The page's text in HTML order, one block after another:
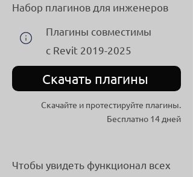
Набор плагинов для инженеров
Плагины совместимы
с Revit 2019-2025
Скачать плагины
Скачайте и протестируйте плагины.
Бесплатно 14 дней
Чтобы увидеть функционал всех